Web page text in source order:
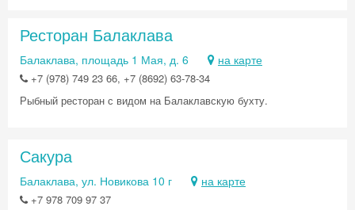
Ресторан Балаклава
Балаклава, площадь 1 Мая, д. 6 на карте
+7 (978) 749 23 66, +7 (8692) 63-78-34
Рыбный ресторан с видом на Балаклавскую бухту.
Сакура
Балаклава, ул. Новикова 10 г на карте
+7 978 709 97 37